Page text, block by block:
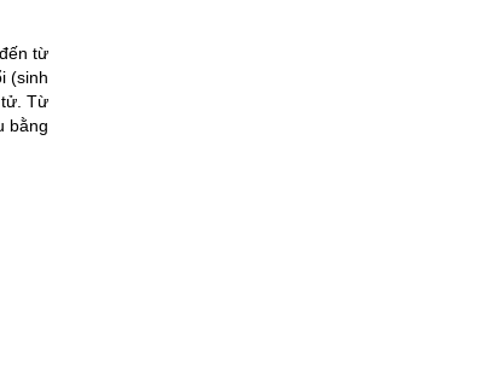
từ
(sinh
Từ
bằng